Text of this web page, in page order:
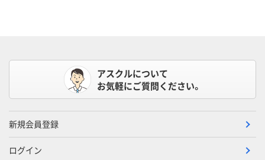
アスクルについて
お気軽にご質問ください。
新規会員登録
ログイン